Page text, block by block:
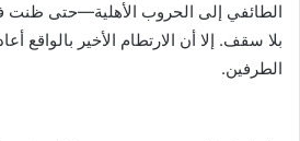
الطائفي إلى الحروب الأهلية—حتى
بلا سقف. إلا أن الارتطام الأخير بالواقع
الطرفين.